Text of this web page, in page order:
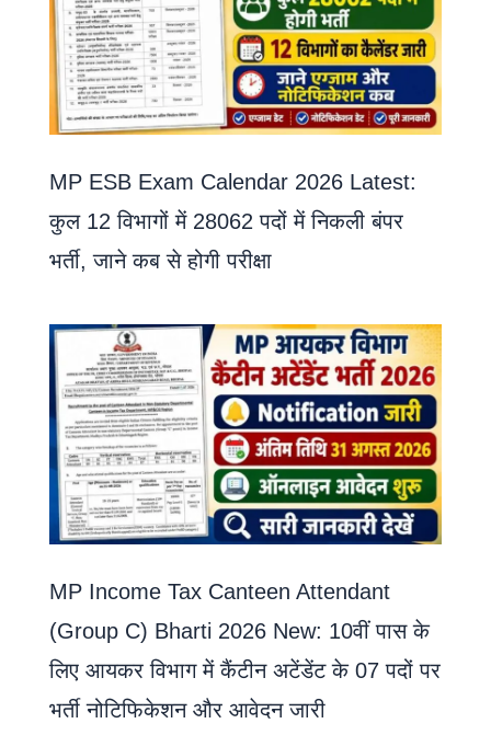
MP ESB Exam Calendar 2026 Latest:
कुल 12 विभागों में 28062 पदों में निकली बंपर
भर्ती, जाने कब से होगी परीक्षा
MP Income Tax Canteen Attendant
(Group C) Bharti 2026 New: 10वीं पास के
लिए आयकर विभाग में कैंटीन अटेंडेंट के 07 पदों पर
भर्ती नोटिफिकेशन और आवेदन जारी